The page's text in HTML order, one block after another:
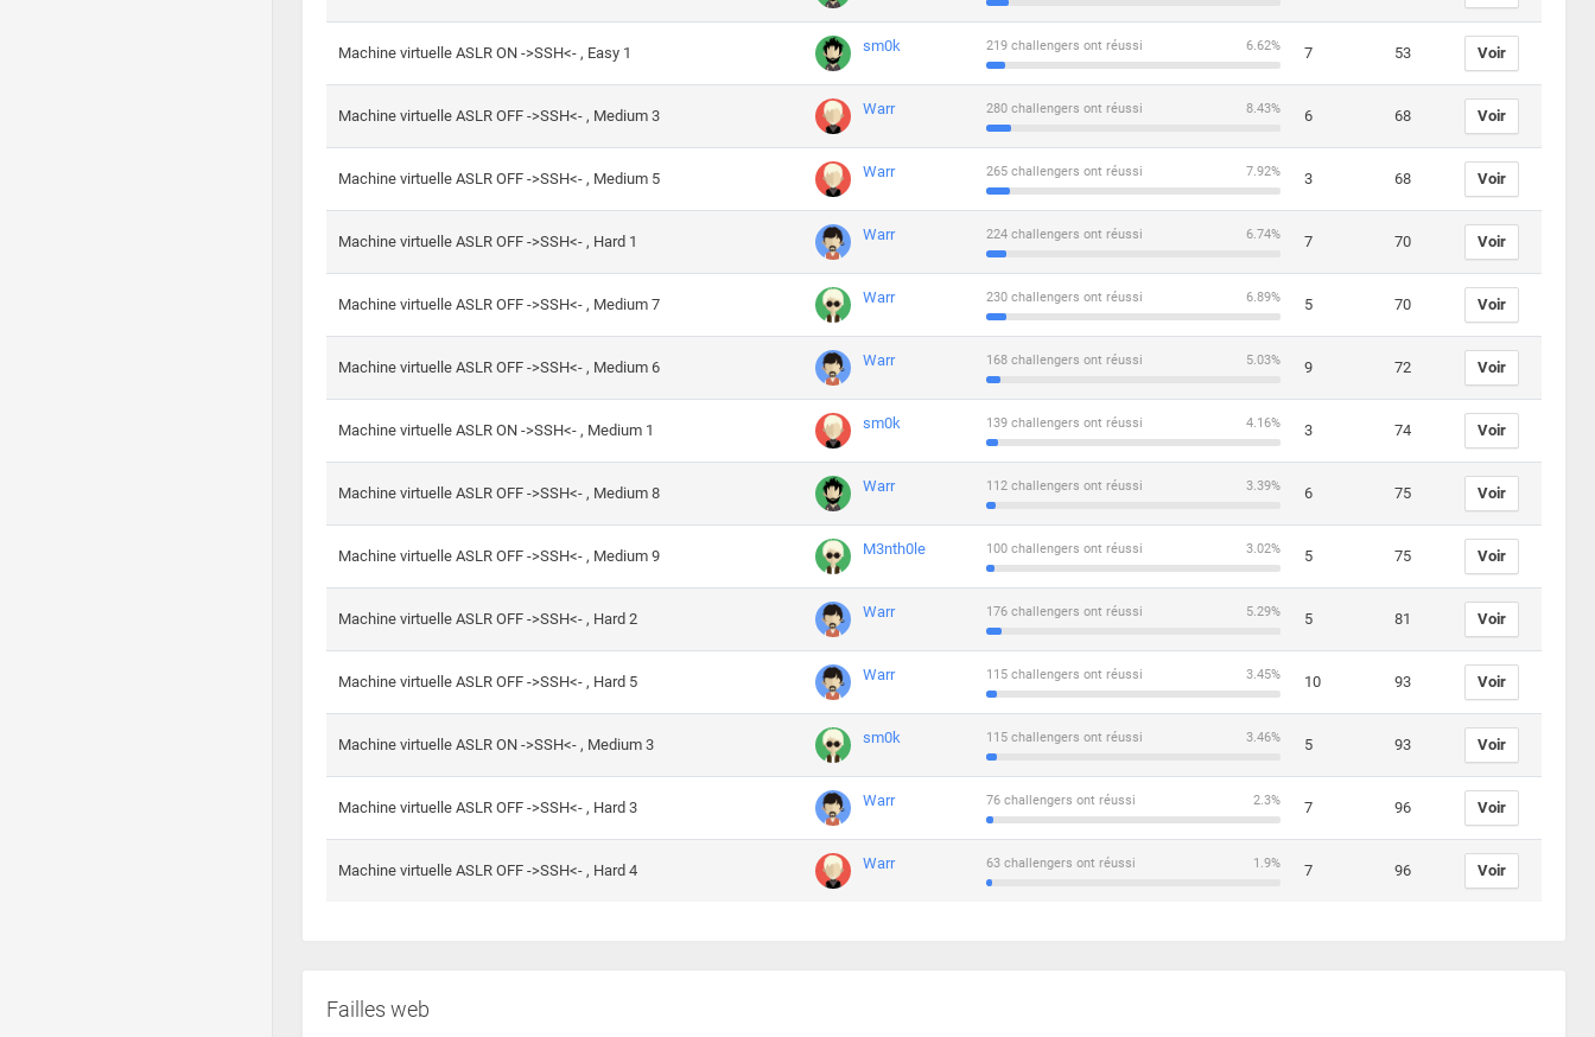
Machine virtuelle ASLR ON ->SSH<- , Easy 1 sm0k 6.62%
219 challengers ont réussi 7 53 Voir
Machine virtuelle ASLR OFF ->SSH<- , Medium 3 Warr 8.43%
280 challengers ont réussi 6 68 Voir
Machine virtuelle ASLR OFF ->SSH<- , Medium 5 Warr 7.92%
265 challengers ont réussi 3 68 Voir
Machine virtuelle ASLR OFF ->SSH<- , Hard 1 Warr 6.74%
224 challengers ont réussi 7 70 Voir
Machine virtuelle ASLR OFF ->SSH<- , Medium 7 Warr 6.89%
230 challengers ont réussi 5 70 Voir
Machine virtuelle ASLR OFF ->SSH<- , Medium 6 Warr 5.03%
168 challengers ont réussi 9 72 Voir
Machine virtuelle ASLR ON ->SSH<- , Medium 1 sm0k 4.16%
139 challengers ont réussi 3 74 Voir
Machine virtuelle ASLR OFF ->SSH<- , Medium 8 Warr 3.39%
112 challengers ont réussi 6 75 Voir
Machine virtuelle ASLR OFF ->SSH<- , Medium 9 M3nth0le 3.02%
100 challengers ont réussi 5 75 Voir
Machine virtuelle ASLR OFF ->SSH<- , Hard 2 Warr 5.29%
176 challengers ont réussi 5 81 Voir
Machine virtuelle ASLR OFF ->SSH<- , Hard 5 Warr 3.45%
115 challengers ont réussi 10 93 Voir
Machine virtuelle ASLR ON ->SSH<- , Medium 3 sm0k 3.46%
115 challengers ont réussi 5 93 Voir
Machine virtuelle ASLR OFF ->SSH<- , Hard 3 Warr 2.3%
76 challengers ont réussi 7 96 Voir
Machine virtuelle ASLR OFF ->SSH<- , Hard 4 Warr 1.9%
63 challengers ont réussi 7 96 Voir
Failles web